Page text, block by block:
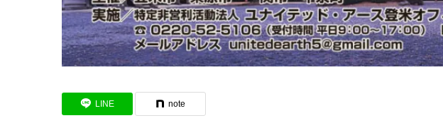
LINE note